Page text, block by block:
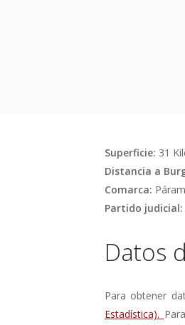
Superficie: 31
Distancia a
Comarca:
Partido judicial:
Datos
Para obtener
Estadística).